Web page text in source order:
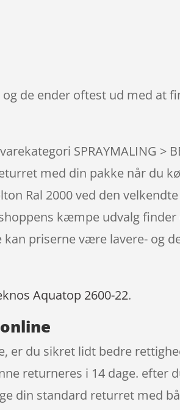
de ender oftest ud med at
SPRAYMALING >
med din pakke når du
Ral 2000 ved den
kæmpe udvalg
priserne være lavere- og
Aquatop 2600-22.
er du sikret lidt bedre
returneres i 14 dage. efter
din standard returret med